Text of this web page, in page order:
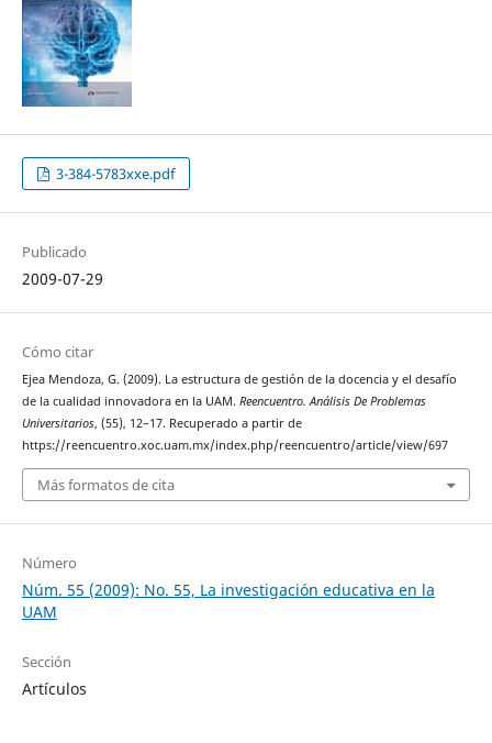
3-384-5783xxe.pdf
Publicado
2009-07-29
Cómo citar
Ejea Mendoza, G. (2009). La estructura de gestión de la docencia y el desafío
de la cualidad innovadora en la UAM. Reencuentro. Análisis De Problemas
Universitarios, (55), 12–17. Recuperado a partir de
https://reencuentro.xoc.uam.mx/index.php/reencuentro/article/view/697
Más formatos de cita
Número
Núm. 55 (2009): No. 55, La investigación educativa en la
UAM
Sección
Artículos